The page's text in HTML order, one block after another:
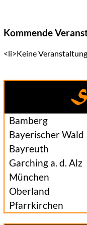
Kommende
<li>Keine
Bamberg
Bayerischer Wald
Bayreuth
Garching a. d. Alz
München
Oberland
Pfarrkirchen